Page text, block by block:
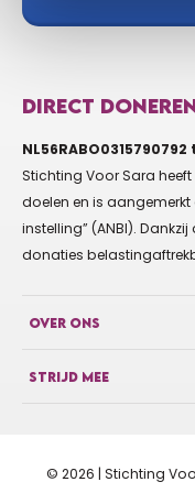
DIRECT
Stichting Voor Sara
doelen en is
instelling” (ANBI).
donaties
OVER ONS
STRIJD MEE
© 2026 | Stichting